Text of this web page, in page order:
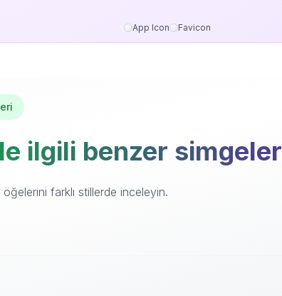
App Icon Favicon
ilgili benzer simgeler
farklı stillerde inceleyin.